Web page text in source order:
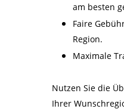
am besten
Faire
Region.
Maximale
Nutzen Sie die
Ihrer